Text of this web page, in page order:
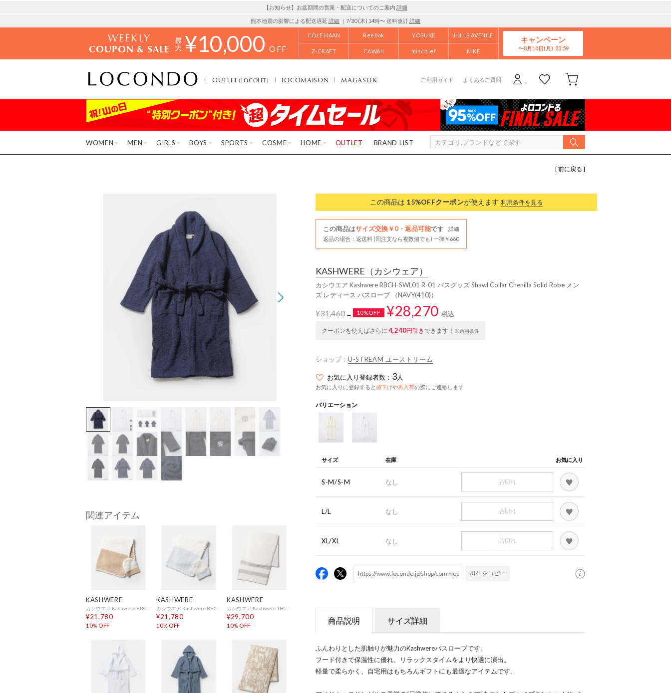
【お知らせ】お盆期間の営業・配送についてのご案内 詳細
熊本地震の影響による配送遅延 詳細 ｜7/30 (木) 14時〜 送料改訂詳細
WEEKLY
COUPON & SALE ¥10,000 OFF
COLE HAAN Reebok YOSUKE HILLS AVENUE
Z-CRAFT CAWAII mischief NIKE
キャンペーン
8月10日(月)
OUTLET(LOCOLET) LOCOMAISON MAGASEEK ご利用ガイド よくあるご質問
WOMEN MEN GIRLS BOYS SPORTS COSME HOME OUTLET BRAND LIST
[ 前に戻る ]
関連アイテム
KASHWERE
¥21,780
10％OFF
KASHWERE
¥21,780
10％OFF
KASHWERE
¥29,700
10％OFF
この商品は 15%OFFクーポンが使えます 利用条件を見る
この商品はサイズ交換￥0・返品可能です
詳細
返品の場合：返送料 (同注文なら複数個でも) 一律￥660
KASHWERE （カシウェア）
カシウエア Kashwere RBCH-SWL01 R-01 バスグッズ Shawl Collar Chenilla Solid Robe メン
ズ レディース バスローブ （NAVY(410)）
¥31,460→ 10%OFF ¥28,270 税込
クーポンを使えばさらに 4,240円引きできます！ ※適用条件
ショップ： U-STREAM ユーストリーム
お気に入り登録者数： 3人
お気に入りに登録すると値下げや再入荷の際にご連絡します
バリエーション
サイズ 在庫 お気に入り
S-M/S-M なし 品切れ
L/L なし 品切れ
XL/XL なし 品切れ
URLをコピー
商品説明 サイズ詳細
ふんわりとした肌触りが魅力のKashwereバスローブです。
フード付きで保温性に優れ、リラックスタイムをより快適に演出。
軽量で柔らかく、自宅用はもちろんギフトにも最適なアイテムです。